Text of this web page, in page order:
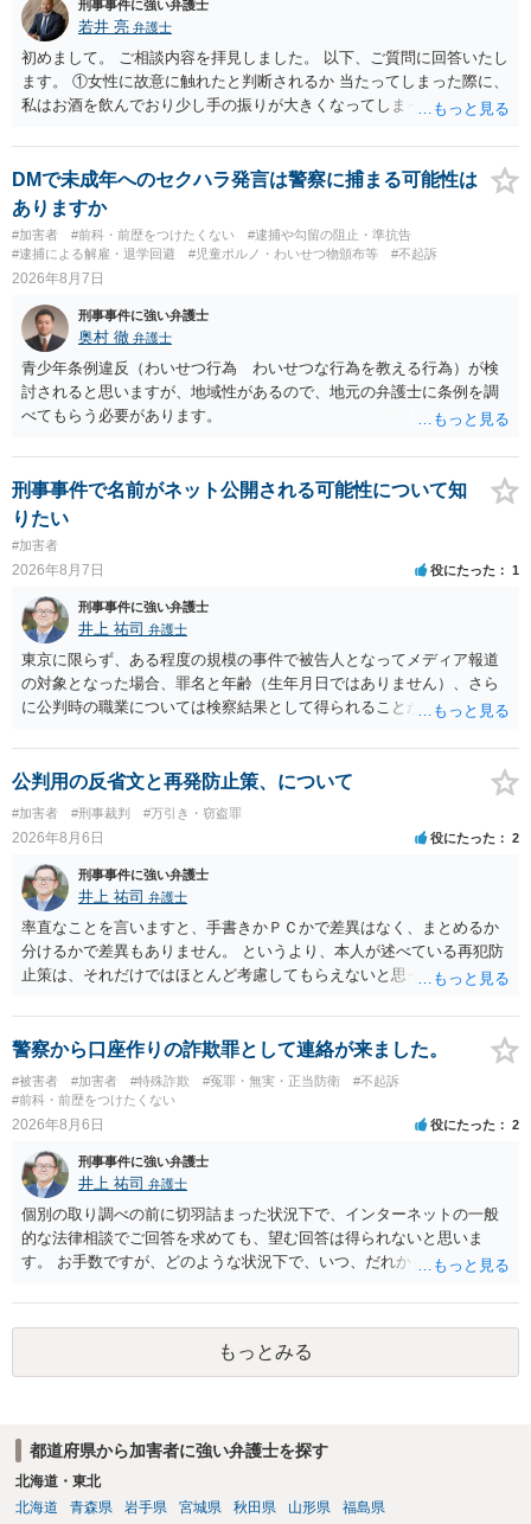
刑事事件に強い弁護士
若井 亮 弁護士
初めまして。 ご相談内容を拝見しました。 以下、ご質問に回答いたし
ます。 ①女性に故意に触れたと判断されるか 当たってしまった際に、
私はお酒を飲んでおり少し手の振りが大きくなってしまっていたこと
いた場合、故意だと判定されやすいのでしょうか？ お伺いする限り、
故意があると判断されることは無いかと思います。 ②逮捕、呼び出し
の可能性 この行為により、痴漢やその他の犯罪を犯したとして、逮
捕、呼び出しされる可能性はどれほどでしょうか？ 誤って当たってし
まっただけであり、さらにその場で女性等のアクションが無かったこ
とからすると、この後に呼び出される可能性は極めて低いと思いま
能性があると考えれば良いのでしょうか？ 逮捕や呼び出しの可能性は
極めて低いと思います。 連絡が来ることはないでしょう。
DMで未成年へのセクハラ発言は警察に捕まる可能性は
ありますか
#加害者 #前科・前歴をつけたくない
#逮捕や勾留の阻止・準抗告
#逮捕による解雇・退学回避
#児童ポルノ・わいせつ物頒布等 #不起訴
2026年8月7日
刑事事件に強い弁護士
奥村 徹 弁護士
青少年条例違反（わいせつ行為 わいせつな行為を教える行為）が検
討されると思いますが、地域性があるので、地元の弁護士に条例を調
べてもらう必要があります。
刑事事件で名前がネット公開される可能性について知
りたい
#加害者
2026年8月7日 役にたった 1
刑事事件に強い弁護士
井上 祐司 弁護士
東京に限らず、ある程度の規模の事件で被告人となってメディア報道
の対象となった場合、罪名と年齢（生年月日ではありません）、さら
に公判時の職業については検察結果として得られることが通常です。
公判用の反省文と再発防止策、について
#加害者 #刑事裁判 #万引き・窃盗罪
2026年8月6日 役にたった 2
刑事事件に強い弁護士
井上 祐司 弁護士
率直なことを言いますと、手書きかＰＣかで差異はなく、まとめるか
分けるかで差異もありません。 というより、本人が述べている再犯防
止策は、それだけではほとんど考慮してもらえないと思った方が良い
やカウンセリング・治療の内容 ・利用している再犯防止策（例えば保
護観察所と連携した職業支援の内容や具体的な就労・監督状況） ・監
督者の証言 など、証拠で担保された客観性と実現可能性があるもので
なければあまり意味がありません。 もともと執行猶予が狙える事案で
あれば本人の反省の言葉だけで十分であり、実刑となるか微妙な事案
いうのが実感です。
警察から口座作りの詐欺罪として連絡が来ました。
#被害者 #加害者 #特殊詐欺 #冤罪・無実・正当防衛
#不起訴
#前科・前歴をつけたくない
2026年8月6日 役にたった 2
刑事事件に強い弁護士
井上 祐司 弁護士
個別の取り調べの前に切羽詰まった状況下で、インターネットの一般
的な法律相談でご回答を求めても、望む回答は得られないと思いま
す。 お手数ですが、どのような状況下で、いつ、だれからどのような
の程度だと聞いているのかということについて、お近くで詳細な法律
相談を受けられたうえで対処方法を探された方がよいと思われます。
一般論でいえば、任意取り調べの場合、ＩＣレコーダーを持参して取
り調べ内容を録音することは必須だと考えます。
もっとみる
都道府県から加害者に強い弁護士を探す
北海道・東北
北海道
青森県 岩手県 宮城県 秋田県 山形県 福島県